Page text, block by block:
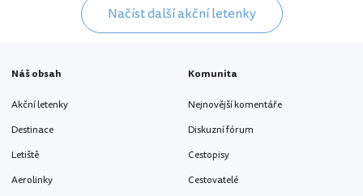
Načíst další akční letenky
Náš obsah
Akční letenky
Destinace
Letiště
Aerolinky
Komunita
Nejnovější komentáře
Diskuzní fórum
Cestopisy
Cestovatelé